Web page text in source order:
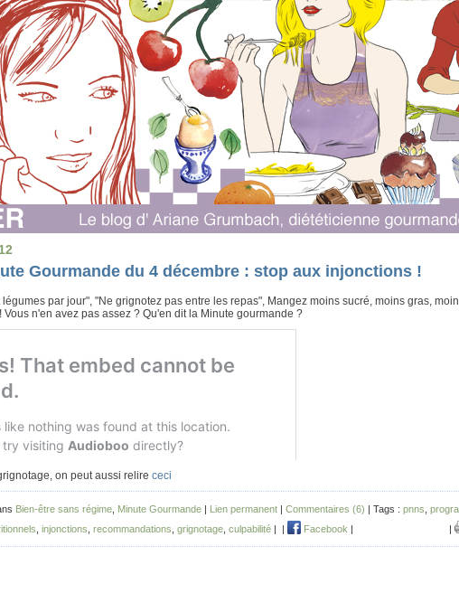
Gourmande du 4 décembre : stop aux injonctions !
par jour", "Ne grignotez pas entre les repas", Mangez moins sucré, moins gras,
Vous n'en avez pas assez ? Qu'en dit la Minute gourmande ?
on peut aussi relire ceci
Bien-être sans régime Minute Gourmande | Lien permanent | Commentaires (6) | Tags : pnns
injonctions recommandations grignotage culpabilité | | Facebook | |